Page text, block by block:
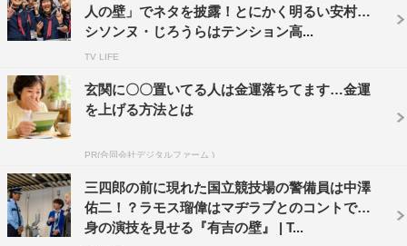
人の壁」でネタを披露！とにかく明るい安村、
シソンヌ・じろうらはテンション高...
TV LIFE
玄関に〇〇置いてる人は金運落ちてます…金運
を上げる方法とは
PR(合同会社デジタルファーム )
三四郎の前に現れた国立競技場の警備員は中澤
佑二！？ラモス瑠偉はマヂラブとのコントで渾
身の演技を見せる『有吉の壁』 | T...